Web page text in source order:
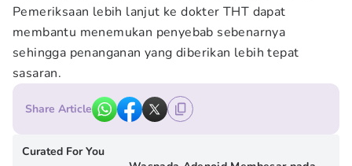
Pemeriksaan lebih lanjut ke dokter THT dapat
membantu menemukan penyebab sebenarnya
sehingga penanganan yang diberikan lebih tepat
sasaran.
Share Article
Curated For You